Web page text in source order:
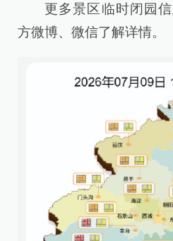
更多景区临时闭园
方微博、微信了解详情。